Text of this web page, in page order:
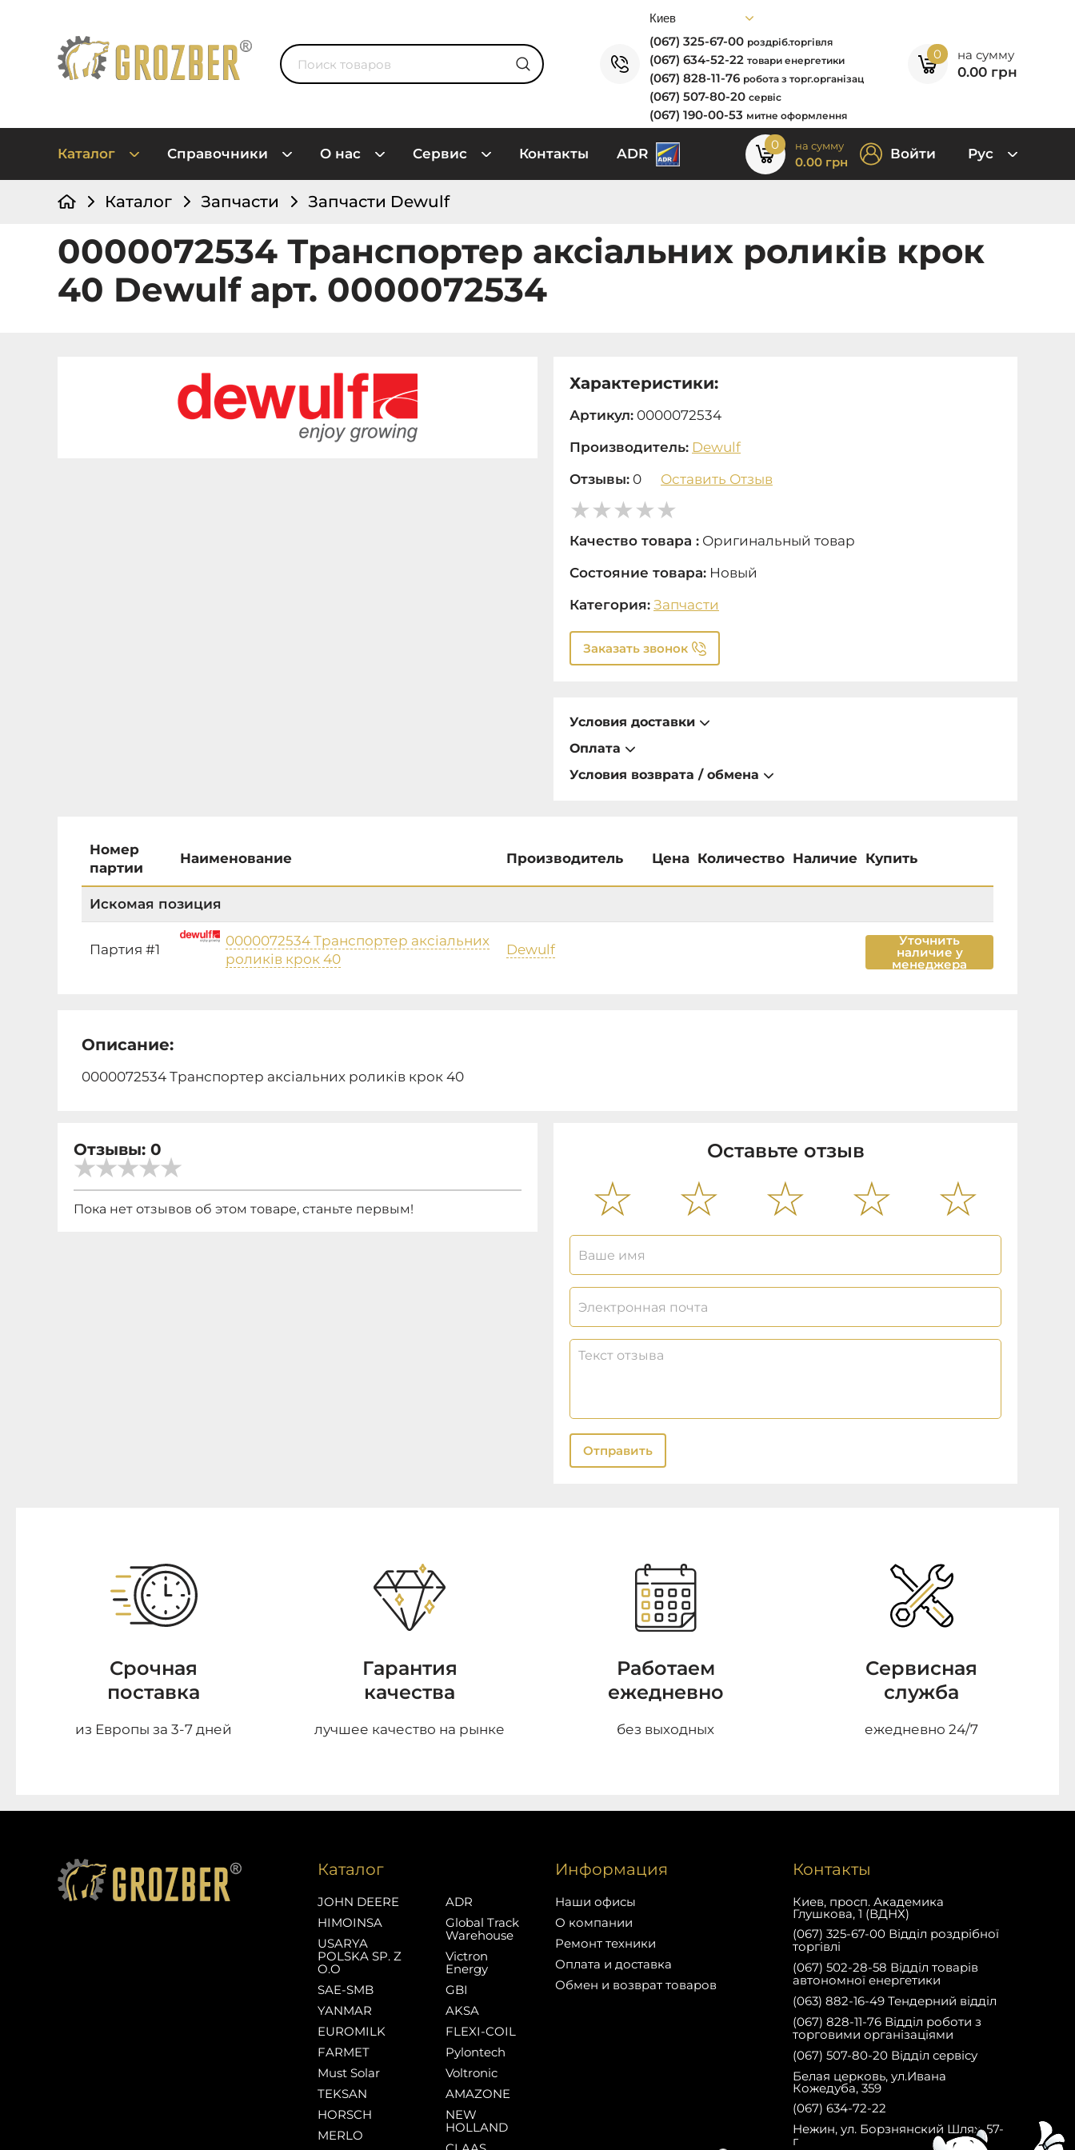
(067) 325-67-00 роздріб.торгівля
(067) 634-52-22 товари енергетики
(067) 828-11-76 робота з торг.організац
(067) 507-80-20 сервіс
(067) 190-00-53 митне оформлення
0 на сумму
0.00 грн
Каталог Справочники О нас Сервис Контакты ADR
0 на сумму
0.00 грн Войти Рус
Каталог Запчасти Запчасти Dewulf
0000072534 Транспортер аксіальних роликів крок
40 Dewulf арт. 0000072534
Характеристики:
Артикул: 0000072534
Производитель: Dewulf
Отзывы: 0 Оставить Отзыв
Качество товара : Оригинальный товар
Состояние товара: Новый
Категория: Запчасти
Заказать звонок
Условия доставки
Оплата
Условия возврата / обмена
Номер
партии
Наименование Производитель Цена Количество Наличие Купить
Искомая позиция
Партия #1
0000072534 Транспортер аксіальних
роликів крок 40
Dewulf
Уточнить
наличие у
менеджера
Описание:
0000072534 Транспортер аксіальних роликів крок 40
Отзывы: 0
Пока нет отзывов об этом товаре, станьте первым!
Оставьте отзыв
Отправить
Срочная
поставка
из Европы за 3-7 дней
Гарантия
качества
лучшее качество на рынке
Работаем
ежедневно
без выходных
Сервисная
служба
ежедневно 24/7
Каталог
JOHN DEERE
HIMOINSA
USARYA
POLSKA SP. Z
O.O
SAE-SMB
YANMAR
EUROMILK
FARMET
Must Solar
TEKSAN
HORSCH
MERLO
ADR
Global Track
Warehouse
Victron
Energy
GBI
AKSA
FLEXI-COIL
Pylontech
Voltronic
AMAZONE
NEW
HOLLAND
Информация
Наши офисы
О компании
Ремонт техники
Оплата и доставка
Обмен и возврат товаров
Контакты
Киев, просп. Академика
Глушкова, 1 (ВДНХ)
(067) 325-67-00 Відділ роздрібної
торгівлі
(067) 502-28-58 Відділ товарів
автономної енергетики
(063) 882-16-49 Тендерний відділ
(067) 828-11-76 Відділ роботи з
торговими організаціями
(067) 507-80-20 Відділ сервісу
Белая церковь, ул.Ивана
Кожедуба, 359
(067) 634-72-22
Нежин, ул. Борзнянский Шлях, 57-
г